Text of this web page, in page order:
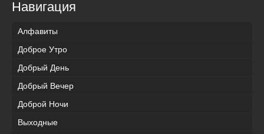
Навигация
Алфавиты
Доброе Утро
Добрый День
Добрый Вечер
Доброй Ночи
Выходные